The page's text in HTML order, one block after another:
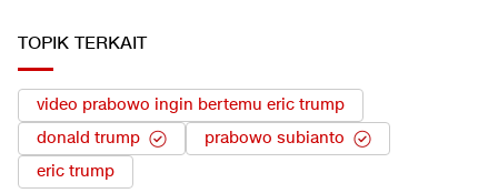
TOPIK TERKAIT
video prabowo ingin bertemu eric trump
donald trump
prabowo subianto
eric trump